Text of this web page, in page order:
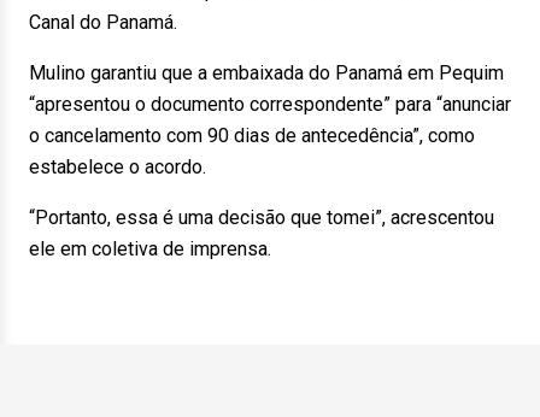
Canal do Panamá.
Mulino garantiu que a embaixada do Panamá em Pequim
“apresentou o documento correspondente” para “anunciar
o cancelamento com 90 dias de antecedência”, como
estabelece o acordo.
“Portanto, essa é uma decisão que tomei”, acrescentou
ele em coletiva de imprensa.